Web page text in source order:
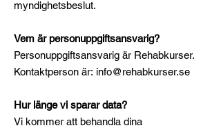
myndighetsbeslut.
Vem är personuppgiftsansvarig?
Personuppgiftsansvarig är Rehabkurser.
Kontaktperson är: info@rehabkurser.se
Hur länge vi sparar data?
Vi kommer att behandla dina